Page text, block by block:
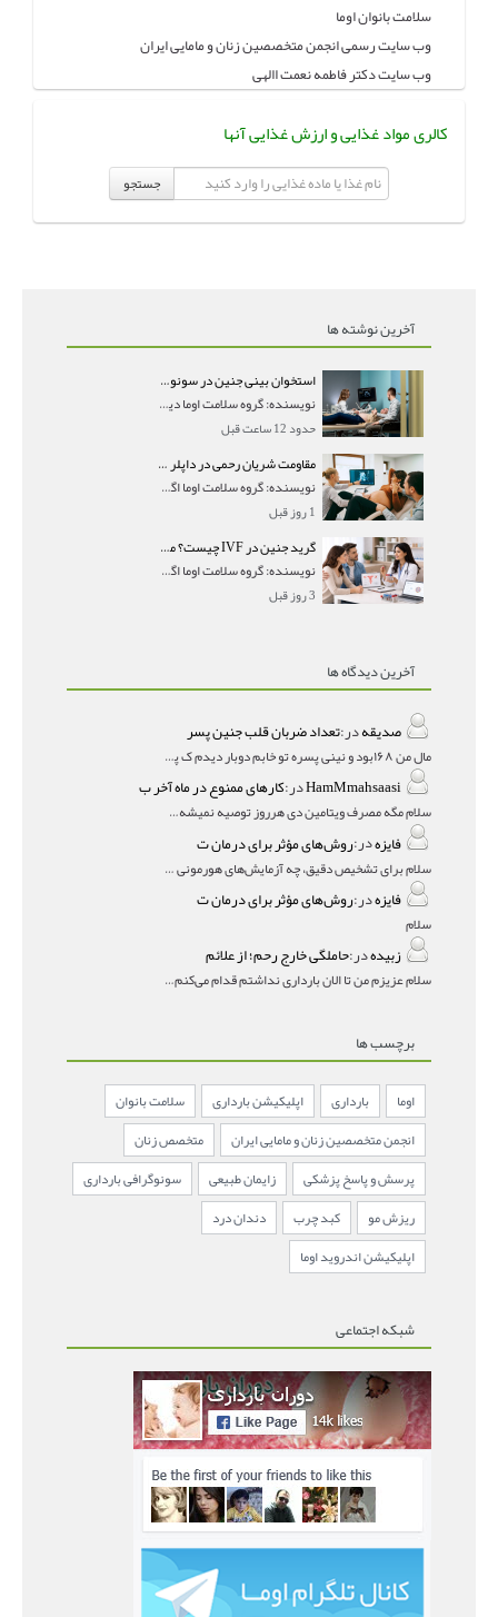
سلامت بانوان اوما
وب سایت رسمی انجمن متخصصین زنان و مامایی ایران
وب سایت دکتر فاطمه نعمت االهی
کالری مواد غذایی و ارزش غذایی آنها
جستجو
آخرین نوشته ها
استخوان بینی جنین در سونوگرافی؛ دیده نشدن یا دیر تشکیل شدن آن چه معنایی دارد؟
نویسنده: گروه سلامت اوما دیده نشدن استخوان بینی جن
حدود 12 ساعت قبل
مقاومت شریان رحمی در داپلر بارداری؛ PI و RI نرمال و تأثیر آن بر جنین
نویسنده: گروه سلامت اوما اگر در جواب سونوگرافی داپ
1 روز قبل
گرید جنین در IVF چیست؟ معنی AA، AB و BB و شانس موفقیت هر گرید
نویسنده: گروه سلامت اوما اگر در گزارش IVF با عباراتی
3 روز قبل
آخرین دیدگاه ها
صدیقهدر:تعداد ضربان قلب جنین پسر
مال من ۱۶۸بود و نینی پسره تو خابم دوبار دیدم ک پسره
HamMmahsaasiدر:کارهای ممنوع در ماه آخر ب
سلام مگه مصرف ویتامین دی هرروز توصیه نمیشه؟درمقاله میگه
فایزهدر:روش‌های مؤثر برای درمان ت
سلام برای تشخیص دقیق، چه آزمایش‌های هورمونی و چه سونوگر
فایزهدر:روش‌های مؤثر برای درمان ت
سلام
زبیدهدر:حاملگی خارج رحم؛ از علائم
سلام عزیزم من تا الان بارداری نداشتم قدام می‌کنم باردار
برچسب ها
اوما بارداری اپلیکیشن بارداری
سلامت بانوان
انجمن متخصصین زنان و مامایی ایران
متخصص زنان
پرسش و پاسخ پزشکی
زایمان طبیعی
سونوگرافی بارداری
ریزش مو
کبد چرب
دندان درد
اپلیکیشن اندروید اوما
شبکه اجتماعی